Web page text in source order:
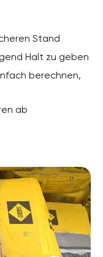
Stand
Halt zu geben
berechnen,
ab